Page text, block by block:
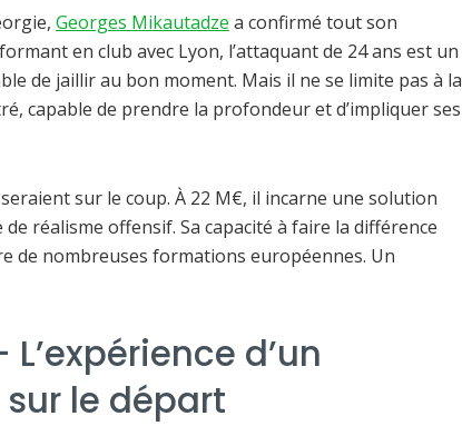
Georges Mikautadze a confirmé tout son
en club avec Lyon, l’attaquant de 24 ans est un
de jaillir au bon moment. Mais il ne se limite pas à la
capable de prendre la profondeur et d’impliquer ses
sur le coup. À 22 M€, il incarne une solution
réalisme offensif. Sa capacité à faire la différence
de nombreuses formations européennes. Un
d’un
le départ